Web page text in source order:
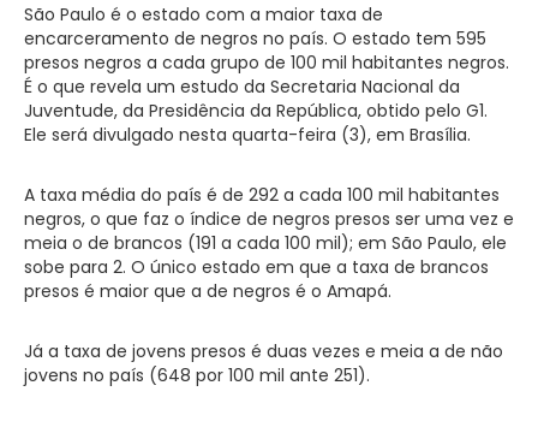
São Paulo é o estado com a maior taxa de
encarceramento de negros no país. O estado tem 595
presos negros a cada grupo de 100 mil habitantes negros.
É o que revela um estudo da Secretaria Nacional da
Juventude, da Presidência da República, obtido pelo G1.
Ele será divulgado nesta quarta-feira (3), em Brasília.
A taxa média do país é de 292 a cada 100 mil habitantes
negros, o que faz o índice de negros presos ser uma vez e
meia o de brancos (191 a cada 100 mil); em São Paulo, ele
sobe para 2. O único estado em que a taxa de brancos
presos é maior que a de negros é o Amapá.
Já a taxa de jovens presos é duas vezes e meia a de não
jovens no país (648 por 100 mil ante 251).